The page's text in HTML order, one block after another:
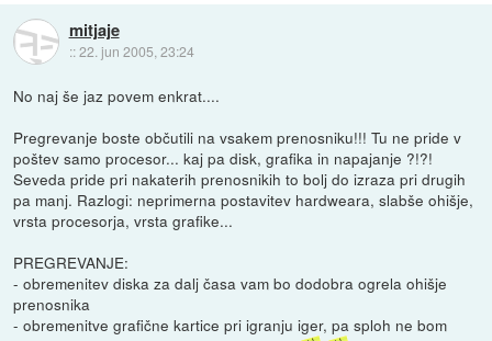
mitjaje
::22. jun 2005, 23:24
No naj še jaz povem enkrat....
Pregrevanje boste občutili na vsakem prenosniku!!! Tu ne pride v
poštev samo procesor... kaj pa disk, grafika in napajanje ?!?!
Seveda pride pri nakaterih prenosnikih to bolj do izraza pri drugih
pa manj. Razlogi: neprimerna postavitev hardweara, slabše ohišje,
vrsta procesorja, vrsta grafike...
PREGREVANJE:
- obremenitev diska za dalj časa vam bo dodobra ogrela ohišje
prenosnika
- obremenitve grafične kartice pri igranju iger, pa sploh ne bom